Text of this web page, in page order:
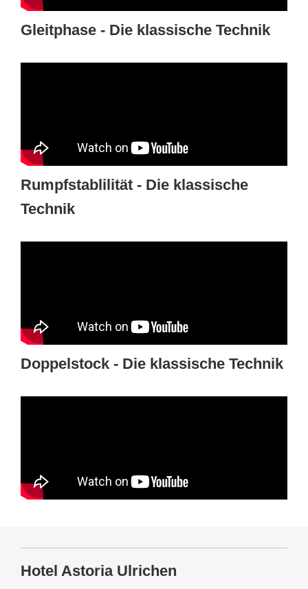
Gleitphase - Die klassische Technik
Rumpfstablilität - Die klassische
Technik
Doppelstock - Die klassische Technik
Hotel Astoria Ulrichen